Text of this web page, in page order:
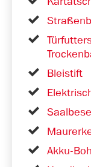
Bleistift
Akku-